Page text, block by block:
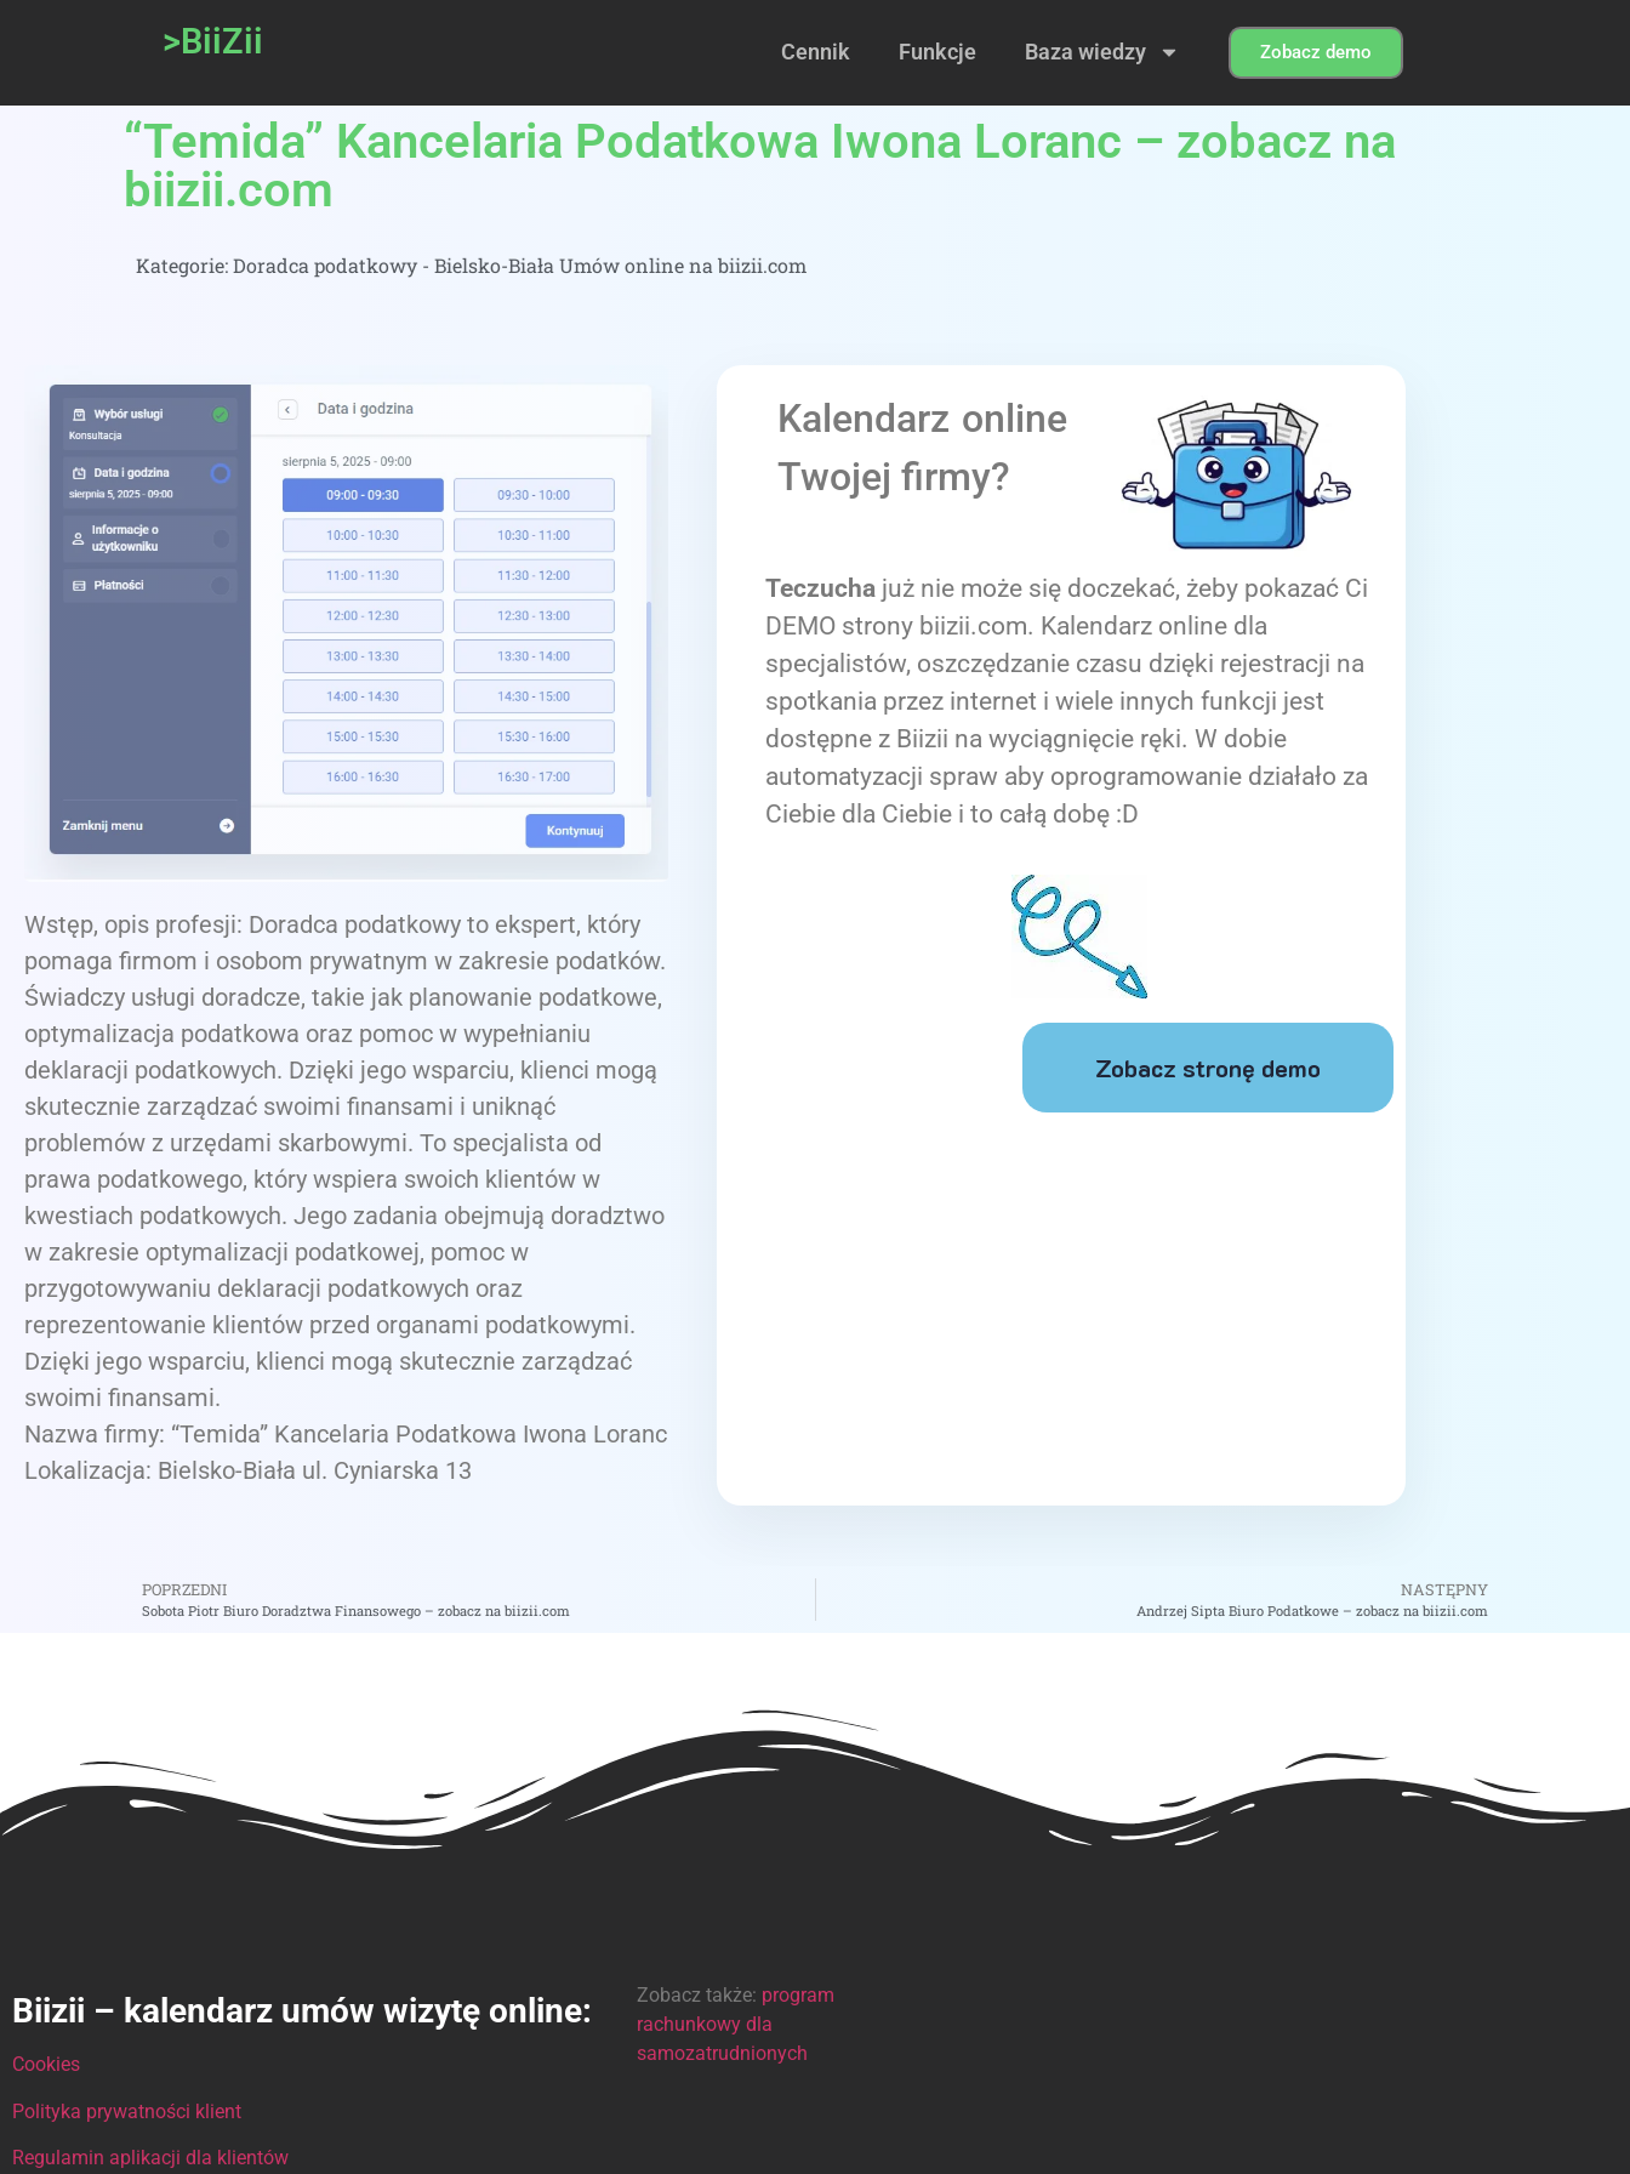
>BiiZii Cennik Funkcje Baza wiedzy Zobacz demo
“Temida” Kancelaria Podatkowa Iwona Loranc – zobacz na
biizii.com
Kategorie:Doradca podatkowy - Bielsko-Biała Umów online na biizii.com
Wstęp, opis profesji: Doradca podatkowy to ekspert, który
pomaga firmom i osobom prywatnym w zakresie podatków.
Świadczy usługi doradcze, takie jak planowanie podatkowe,
optymalizacja podatkowa oraz pomoc w wypełnianiu
deklaracji podatkowych. Dzięki jego wsparciu, klienci mogą
skutecznie zarządzać swoimi finansami i uniknąć
problemów z urzędami skarbowymi. To specjalista od
prawa podatkowego, który wspiera swoich klientów w
kwestiach podatkowych. Jego zadania obejmują doradztwo
w zakresie optymalizacji podatkowej, pomoc w
przygotowywaniu deklaracji podatkowych oraz
reprezentowanie klientów przed organami podatkowymi.
Dzięki jego wsparciu, klienci mogą skutecznie zarządzać
swoimi finansami.
Nazwa firmy: “Temida” Kancelaria Podatkowa Iwona Loranc
Lokalizacja: Bielsko-Biała ul. Cyniarska 13
Kalendarz online
Twojej firmy?
Teczucha już nie może się doczekać, żeby pokazać Ci
DEMO strony biizii.com. Kalendarz online dla
specjalistów, oszczędzanie czasu dzięki rejestracji na
spotkania przez internet i wiele innych funkcji jest
dostępne z Biizii na wyciągnięcie ręki. W dobie
automatyzacji spraw aby oprogramowanie działało za
Ciebie dla Ciebie i to całą dobę :D
Zobacz stronę demo
POPRZEDNI
Sobota Piotr Biuro Doradztwa Finansowego – zobacz na biizii.com
NASTĘPNY
Andrzej Sipta Biuro Podatkowe – zobacz na biizii.com
Biizii – kalendarz umów wizytę online:
Cookies
Polityka prywatności klient
Regulamin aplikacji dla klientów
Zobacz także: program
rachunkowy dla
samozatrudnionych